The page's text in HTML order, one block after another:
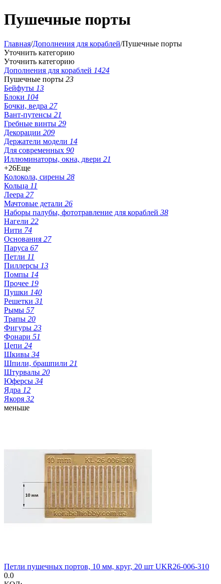
Пушечные порты
Главная/Дополнения для кораблей/Пушечные порты
Уточнить категорию
Уточнить категорию
Дополнения для кораблей 1424
Пушечные порты 23
Бейфуты 13
Блоки 104
Бочки, ведра 27
Вант-путенсы 21
Гребные винты 29
Декорации 209
Держатели модели 14
Для современных 90
Иллюминаторы, окна, двери 21
+26Еще
Колокола, сирены 28
Кольца 11
Леера 27
Мачтовые детали 26
Наборы палубы, фототравление для кораблей 38
Нагели 22
Нити 74
Основания 27
Паруса 67
Петли 11
Пиллерсы 13
Помпы 14
Прочее 19
Пушки 140
Решетки 31
Рымы 57
Трапы 20
Фигуры 23
Фонари 51
Цепи 24
Шкивы 34
Шпили, брашпили 21
Штурвалы 20
Юферсы 34
Ядра 12
Якоря 32
меньше
Петли пушечных портов, 10 мм, круг, 20 шт UKR26-006-310
0.0